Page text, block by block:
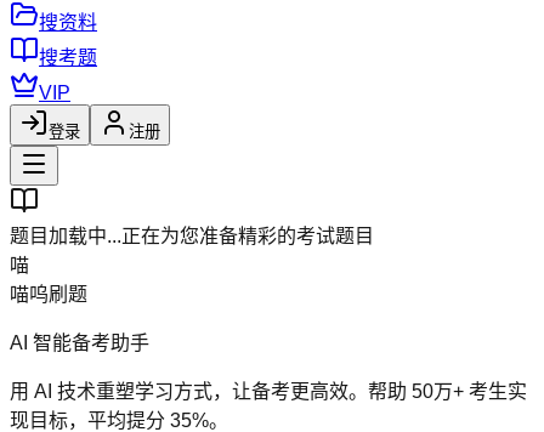
搜资料
搜考题
VIP
登录 注册
题目加载中...正在为您准备精彩的考试题目
喵
喵呜刷题
AI 智能备考助手
用 AI 技术重塑学习方式，让备考更高效。帮助 50万+ 考生实
现目标，平均提分 35%。